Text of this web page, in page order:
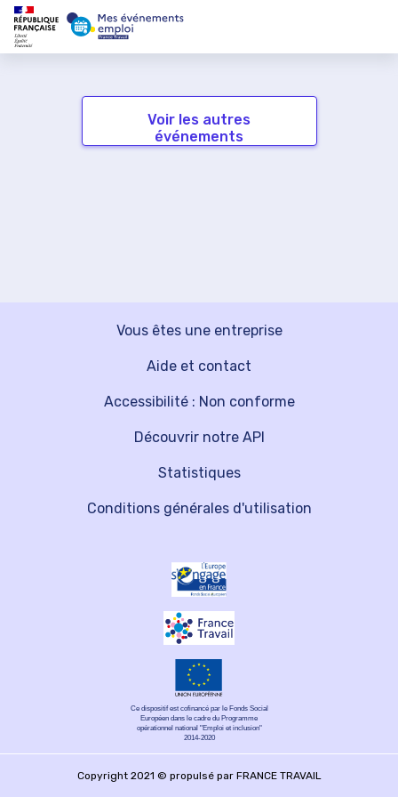
Voir les autres
événements
Vous êtes une entreprise
Découvrir notre API
Aide et contact
Statistiques
Accessibilité : Non conforme
Conditions générales d'utilisation
Ce dispositif est cofinancé par le Fonds Social
Européen dans le cadre du Programme
opérationnel national "Emploi et inclusion"
2014-2020
Copyright 2021 © propulsé par FRANCE TRAVAIL